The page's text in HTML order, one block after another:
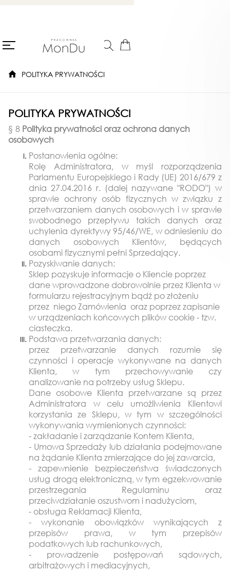
POLITYKA PRYWATNOŚCI
POLITYKA PRYWATNOŚCI
§ 8 Polityka prywatności oraz ochrona danych
osobowych
Postanowienia ogólne:
Rolę Administratora, w myśl rozporządzenia
Parlamentu Europejskiego i Rady (UE) 2016/679 z
dnia 27.04.2016 r. (dalej nazywane "RODO") w
sprawie ochrony osób fizycznych w związku z
przetwarzaniem danych osobowych i w sprawie
swobodnego przepływu takich danych oraz
uchylenia dyrektywy 95/46/WE, w odniesieniu do
danych osobowych Klientów, będących
osobami fizycznymi pełni Sprzedający.
Pozyskiwanie danych:
Sklep pozyskuje informacje o Kliencie poprzez
dane wprowadzone dobrowolnie przez Klienta w
formularzu rejestracyjnym bądź po złożeniu
przez niego Zamówienia oraz poprzez zapisanie
w urządzeniach końcowych plików cookie - tzw.
ciasteczka.
Podstawa przetwarzania danych:
przez przetwarzanie danych rozumie się
czynności i operacje wykonywane na danych
Klienta, w tym przechowywanie czy
analizowanie na potrzeby usług Sklepu.
Dane osobowe Klienta przetwarzane są przez
Administratora w celu umożliwienia Klientowi
korzystania ze Sklepu, w tym w szczególności
wykonywania wymienionych czynności:
- zakładanie i zarządzanie Kontem Klienta,
- Umowa Sprzedaży lub działania podejmowane
na żądanie Klienta zmierzające do jej zawarcia,
- zapewnienie bezpieczeństwa świadczonych
usług drogą elektroniczną, w tym egzekwowanie
przestrzegania Regulaminu oraz
przeciwdziałanie oszustwom i nadużyciom,
- obsługa Reklamacji Klienta,
- wykonanie obowiązków wynikających z
przepisów prawa, w tym przepisów
podatkowych lub rachunkowych,
- prowadzenie postępowań sądowych,
arbitrażowych i mediacyjnych,